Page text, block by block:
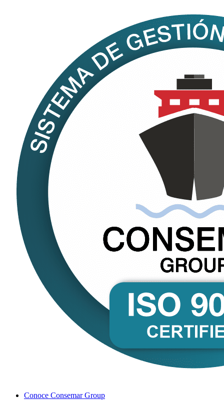
Conoce Consemar Group